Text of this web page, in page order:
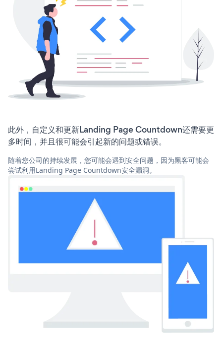
此外，自定义和更新Landing Page Countdown还需要更
多时间，并且很可能会引起新的问题或错误。
随着您公司的持续发展，您可能会遇到安全问题，因为黑客可能会
尝试利用Landing Page Countdown安全漏洞。